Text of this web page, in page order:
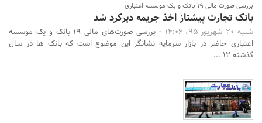
بررسی صورت‌ مالی 19 بانک و یک موسسه اعتباری
بانک تجارت پیشتاز اخذ جریمه دیرکرد شد
شنبه 20 شهریور 95، 14:06 -
بررسی صورت‌های مالی 19 بانک و یک موسسه
اعتباری حاضر در بازار سرمایه نشانگر این موضوع است که بانک ها در سال
گذشته 12 ...